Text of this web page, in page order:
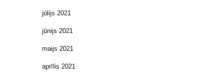
jūlijs 2021
jūnijs 2021
maijs 2021
aprīlis 2021